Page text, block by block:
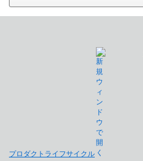
プロダクトライフサイクル